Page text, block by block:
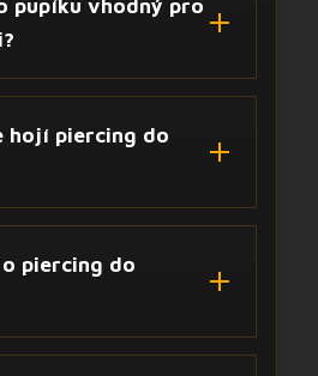
pupíku vhodný pro
hojí piercing do
piercing do